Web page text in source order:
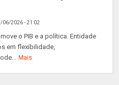
06/2026 - 21:02
o PIB e a política. Entidade
em flexibilidade,
Mais